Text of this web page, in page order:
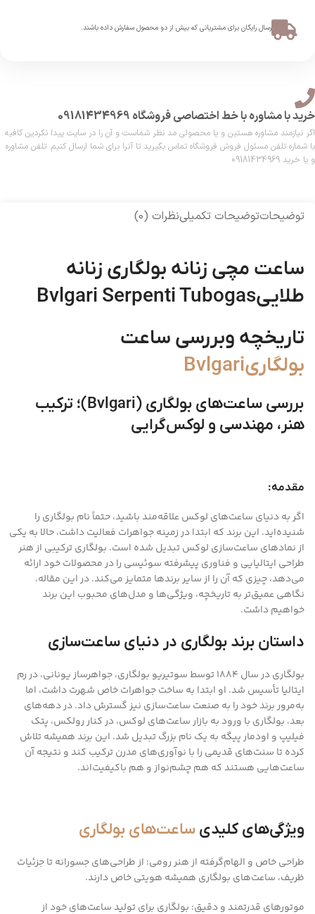
ارسال رایگان برای مشتریانی که بیش از دو محصول سفارش داده باشند.​
خرید با مشاوره با خط اختصاصی فروشگاه 09181434969
اگر نیازمند مشاوره هستین و یا محصولی مد نظر شماست و آن را در سایت پیدا نکردین کافیه
با شماره تلفن مسئول فروش فروشگاه تماس بگیرید تا آنرا برای شما ارسال کنیم. تلفن مشاوره
و یا خرید 09181434969
توضیحاتتوضیحات تکمیلینظرات (0)
ساعت مچی زنانه بولگاری زنانه
طلاییBvlgari Serpenti Tubogas
تاریخچه وبررسی ساعت
بولگاریBvlgari
بررسی ساعت‌های بولگاری (Bvlgari)؛ ترکیب
هنر، مهندسی و لوکس‌گرایی
مقدمه:
اگر به دنیای ساعت‌های لوکس علاقه‌مند باشید، حتماً نام بولگاری را
شنیده‌اید. این برند که ابتدا در زمینه جواهرات فعالیت داشت، حالا به یکی
از نمادهای ساعت‌سازی لوکس تبدیل شده است. بولگاری ترکیبی از هنر
طراحی ایتالیایی و فناوری پیشرفته سوئیسی را در محصولات خود ارائه
می‌دهد، چیزی که آن را از سایر برندها متمایز می‌کند. در این مقاله،
نگاهی عمیق‌تر به تاریخچه، ویژگی‌ها و مدل‌های محبوب این برند
خواهیم داشت.
داستان برند بولگاری در دنیای ساعت‌سازی
بولگاری در سال 1884 توسط سوتیریو بولگاری، جواهرساز یونانی، در رم
ایتالیا تأسیس شد. او ابتدا به ساخت جواهرات خاص شهرت داشت، اما
به‌مرور برند خود را به صنعت ساعت‌سازی نیز گسترش داد. در دهه‌های
بعد، بولگاری با ورود به بازار ساعت‌های لوکس، در کنار رولکس، پتک
فیلیپ و اودمار پیگه به یک نام بزرگ تبدیل شد. این برند همیشه تلاش
کرده تا سنت‌های قدیمی را با نوآوری‌های مدرن ترکیب کند و نتیجه آن
ساعت‌هایی هستند که هم چشم‌نواز و هم باکیفیت‌اند.
ویژگی‌های کلیدی ساعت‌های بولگاری
طراحی خاص و الهام‌گرفته از هنر رومی: از طراحی‌های جسورانه تا جزئیات
ظریف، ساعت‌های بولگاری همیشه هویتی خاص دارند.
موتورهای قدرتمند و دقیق: بولگاری برای تولید ساعت‌های خود از